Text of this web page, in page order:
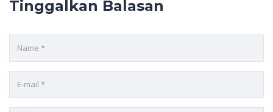
Tinggalkan Balasan